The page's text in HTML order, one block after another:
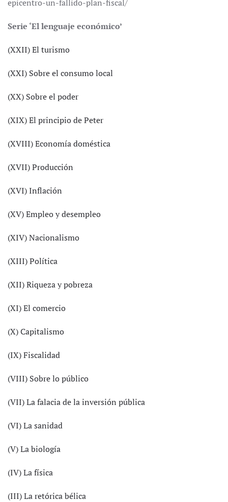
epicentro-un-fallido-plan-fiscal/
Serie ‘El lenguaje económico’
(XXII) El turismo
(XXI) Sobre el consumo local
(XX) Sobre el poder
(XIX) El principio de Peter
(XVIII) Economía doméstica
(XVII) Producción
(XVI) Inflación
(XV) Empleo y desempleo
(XIV) Nacionalismo
(XIII) Política
(XII) Riqueza y pobreza
(XI) El comercio
(X) Capitalismo
(IX) Fiscalidad
(VIII) Sobre lo público
(VII) La falacia de la inversión pública
(VI) La sanidad
(V) La biología
(IV) La física
(III) La retórica bélica